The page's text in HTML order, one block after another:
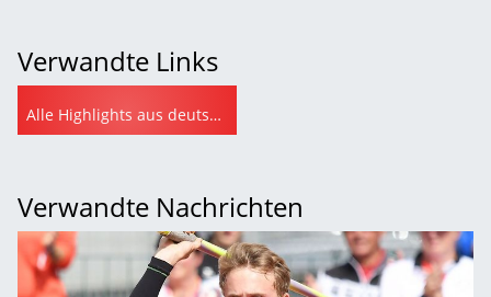
Verwandte Links
Alle Highlights aus deutscher Sicht aus Luzern auf leichtathletik.de
Verwandte Nachrichten